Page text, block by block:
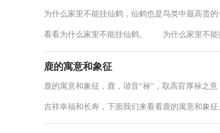
为什么家里不能挂仙鹤，仙鹤也是鸟类中最高贵
看看为什么家里不能挂仙鹤。 为什么家里不能
鹿的寓意和象征
鹿的寓意和象征，鹿，谐音“禄”，取高官厚禄之
吉祥幸福和长寿，下面我们来看看鹿的寓意和